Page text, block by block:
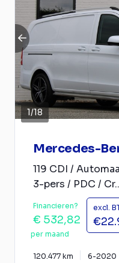
1/18
Mercedes-
119 CDI /
3-pers / PDC /
Financieren?
€ 532,82
per maand
excl.
120.477 km 6-2020